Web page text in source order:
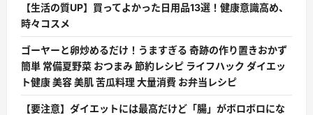
【生活の質UP】買ってよかった日用品13選！健康意識高め、
時々コスメ
ゴーヤーと卵炒めるだけ！うますぎる 奇跡の作り置きおかず
簡単 常備夏野菜 おつまみ 節約レシピ ライフハック ダイエッ
ト健康 美容 美肌 苦瓜料理 大量消費 お弁当レシピ
【要注意】ダイエットには最高だけど「腸」がボロボロにな